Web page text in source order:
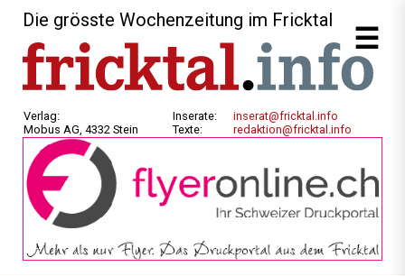
Die grösste Wochenzeitung im Fricktal
Verlag:
Mobus AG, 4332 Stein
Inserate:
Texte:
inserat@fricktal.info
redaktion@fricktal.info